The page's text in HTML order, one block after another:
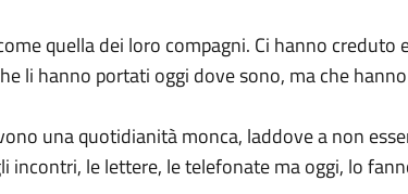
quella dei loro compagni. Ci hanno
li hanno portati oggi dove sono, ma che
una quotidianità monca, laddove a non
le lettere, le telefonate ma oggi, lo